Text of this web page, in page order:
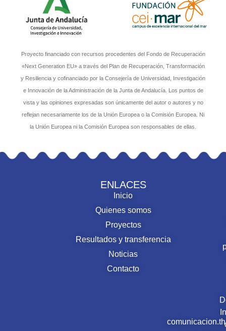
Proyecto financiado con recursos procedentes del Fondo de Recuperación
«Next Generation EU» a través del Plan de Recuperación, Transformación
y Resiliencia y cofinanciado por la Consejería de Universidad, Investigación
e Innovación de la Administración de la Junta de Andalucía. Los puntos de
vista y las opiniones expresadas son únicamente del autor o autores y no
reflejan necesariamente los de la Unión Europea o la Comisión Europea. Ni
la Unión Europea ni la Comisión Europea son responsables de ellas.
ENLACES
Inicio
Quienes somos
Proyectos
Resultados y transferencia
Noticias
Contacto